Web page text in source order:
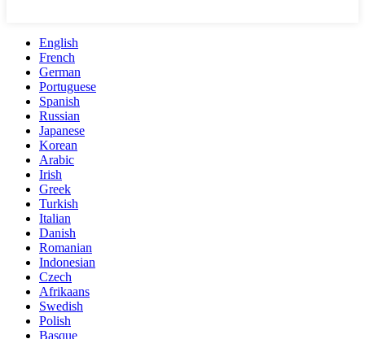
English
French
German
Portuguese
Spanish
Russian
Japanese
Korean
Arabic
Irish
Greek
Turkish
Italian
Danish
Romanian
Indonesian
Czech
Afrikaans
Swedish
Polish
Basque